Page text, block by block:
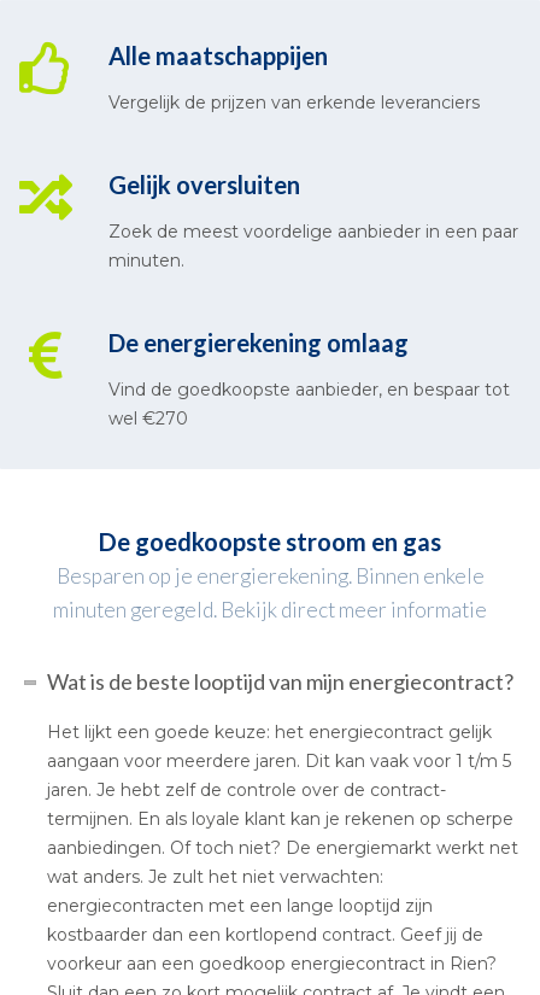
Alle maatschappijen
Vergelijk de prijzen van erkende leveranciers
Gelijk oversluiten
Zoek de meest voordelige aanbieder in een paar
minuten.
De energierekening omlaag
Vind de goedkoopste aanbieder, en bespaar tot
wel €270
De goedkoopste stroom en gas
Besparen op je energierekening. Binnen enkele
minuten geregeld. Bekijk direct meer informatie
Wat is de beste looptijd van mijn energiecontract?
Het lijkt een goede keuze: het energiecontract gelijk
aangaan voor meerdere jaren. Dit kan vaak voor 1 t/m 5
jaren. Je hebt zelf de controle over de contract-
termijnen. En als loyale klant kan je rekenen op scherpe
aanbiedingen. Of toch niet? De energiemarkt werkt net
wat anders. Je zult het niet verwachten:
energiecontracten met een lange looptijd zijn
kostbaarder dan een kortlopend contract. Geef jij de
voorkeur aan een goedkoop energiecontract in Rien?